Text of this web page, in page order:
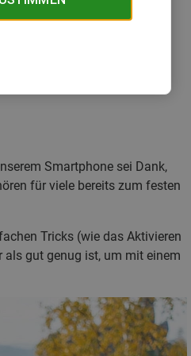
Smartphone sei Dank,
für viele bereits zum festen
Tricks (wie das Aktivieren
gut genug ist, um mit einem